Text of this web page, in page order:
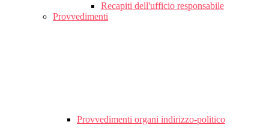
Recapiti dell'ufficio responsabile
Provvedimenti
Provvedimenti organi indirizzo-politico